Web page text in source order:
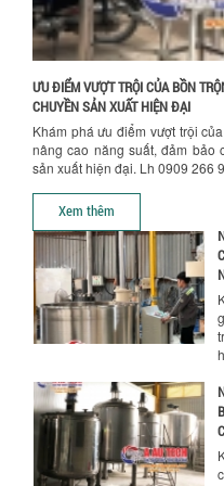
ƯU ĐIỂM VƯỢT TRỘI CỦA BỒN
CHUYỀN SẢN XUẤT HIỆN ĐẠI
Khám phá ưu điểm vượt trội
nâng cao năng suất, đảm bảo
sản xuất hiện đại. Lh 0909 266
Xem thêm